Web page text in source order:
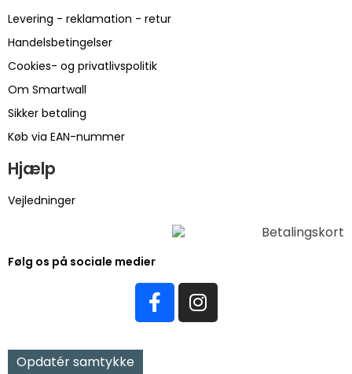
Levering - reklamation - retur
Handelsbetingelser
Cookies- og privatlivspolitik
Om Smartwall
Sikker betaling
Køb via EAN-nummer
Hjælp
Vejledninger
Følg os på sociale medier
Opdatér samtykke